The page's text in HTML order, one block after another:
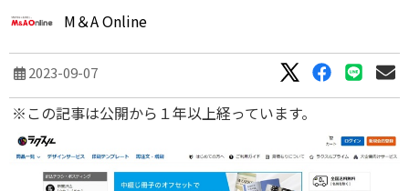
M＆A Online
2023-09-07
※この記事は公開から１年以上経っています。